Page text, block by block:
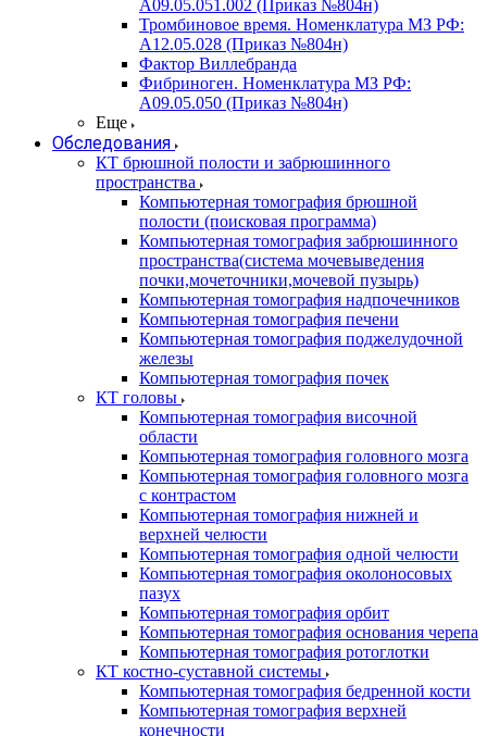
A09.05.051.002 (Приказ №804н)
Тромбиновое время. Номенклатура МЗ РФ:
A12.05.028 (Приказ №804н)
Фактор Виллебранда
Фибриноген. Номенклатура МЗ РФ:
A09.05.050 (Приказ №804н)
Еще
Обследования
КТ брюшной полости и забрюшинного
пространства
Компьютерная томография брюшной
полости (поисковая программа)
Компьютерная томография забрюшинного
пространства(система мочевыведения
почки,мочеточники,мочевой пузырь)
Компьютерная томография надпочечников
Компьютерная томография печени
Компьютерная томография поджелудочной
железы
Компьютерная томография почек
КТ головы
Компьютерная томография височной
области
Компьютерная томография головного мозга
Компьютерная томография головного мозга
с контрастом
Компьютерная томография нижней и
верхней челюсти
Компьютерная томография одной челюсти
Компьютерная томография околоносовых
пазух
Компьютерная томография орбит
Компьютерная томография основания черепа
Компьютерная томография ротоглотки
КТ костно-суставной системы
Компьютерная томография бедренной кости
Компьютерная томография верхней
конечности